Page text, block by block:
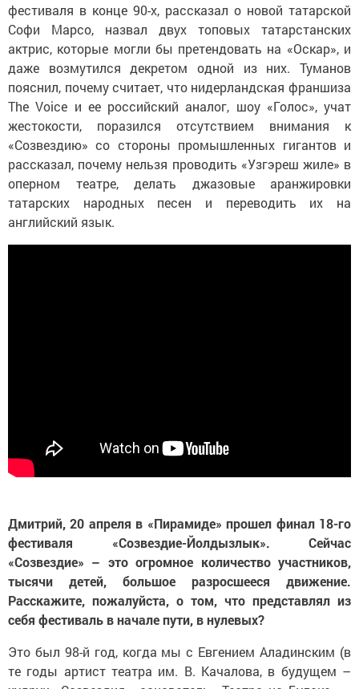
фестиваля в конце 90-х, рассказал о новой татарской
Софи Марсо, назвал двух топовых татарстанских
актрис, которые могли бы претендовать на «Оскар», и
даже возмутился декретом одной из них. Туманов
пояснил, почему считает, что нидерландская франшиза
The Voice и ее российский аналог, шоу «Голос», учат
жестокости, поразился отсутствием внимания к
«Созвездию» со стороны промышленных гигантов и
рассказал, почему нельзя проводить «Узгэреш жиле» в
оперном театре, делать джазовые аранжировки
татарских народных песен и переводить их на
английский язык.
Дмитрий, 20 апреля в «Пирамиде» прошел финал 18-го
фестиваля «Созвездие-Йолдызлык». Сейчас
«Созвездие» – это огромное количество участников,
тысячи детей, большое разросшееся движение.
Расскажите, пожалуйста, о том, что представлял из
себя фестиваль в начале пути, в нулевых?
Это был 98-й год, когда мы с Евгением Аладинским (в
те годы артист театра им. В. Качалова, в будущем –